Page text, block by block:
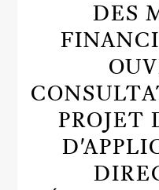
DES
PROJET